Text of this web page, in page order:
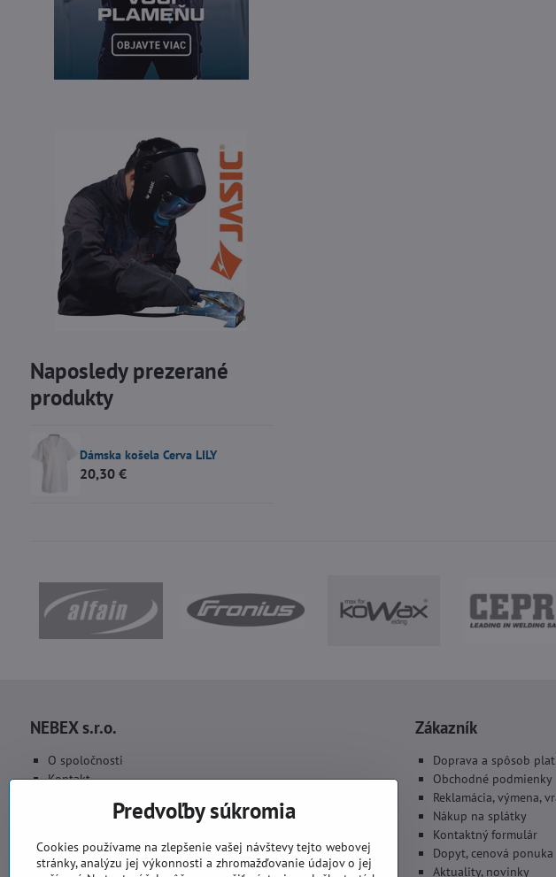
Naposledy prezerané
produkty
Dámska košela Cerva LILY
20,30 €
NEBEX s.r.o.
O spoločnosti
Kontakt
Zákazník
Doprava a spôsob
Obchodné podmienky
Reklamácia, výmena,
Nákup na splátky
Kontaktný formulár
Dopyt, cenová ponuka
Aktuality, novinky
Predvoľby súkromia
Cookies používame na zlepšenie vašej návštevy tejto webovej
stránky, analýzu jej výkonnosti a zhromažďovanie údajov o jej